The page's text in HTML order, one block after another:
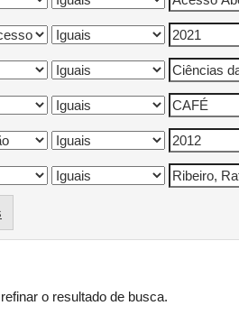
o resultado de busca.